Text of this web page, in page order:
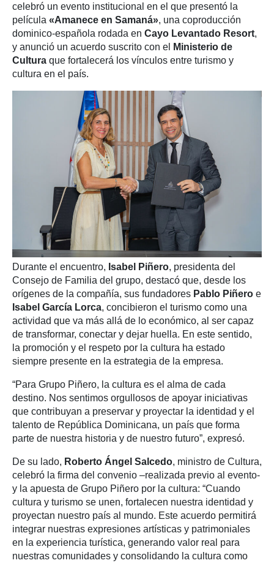
celebró un evento institucional en el que presentó la
película «Amanece en Samaná», una coproducción
dominico-española rodada en Cayo Levantado Resort,
y anunció un acuerdo suscrito con el
Ministerio de
Cultura que fortalecerá los vínculos entre turismo y
cultura en el país.
Durante el encuentro, Isabel Piñero, presidenta del
Consejo de Familia del grupo, destacó que, desde los
orígenes de la compañía, sus fundadores Pablo Piñero e
Isabel García Lorca, concibieron el turismo como una
actividad que va más allá de lo económico, al ser capaz
de transformar, conectar y dejar huella. En este sentido,
la promoción y el respeto por la cultura ha estado
siempre presente en la estrategia de la empresa.
“Para Grupo Piñero, la cultura es el alma de cada
destino. Nos sentimos orgullosos de apoyar iniciativas
que contribuyan a preservar y proyectar la identidad y el
talento de República Dominicana, un país que forma
parte de nuestra historia y de nuestro futuro”, expresó.
De su lado, Roberto Ángel Salcedo, ministro de Cultura,
celebró la firma del convenio –realizada previo al evento-
y la apuesta de Grupo Piñero por la cultura: “Cuando
cultura y turismo se unen, fortalecen nuestra identidad y
proyectan nuestro país al mundo. Este acuerdo permitirá
integrar nuestras expresiones artísticas y patrimoniales
en la experiencia turística, generando valor real para
nuestras comunidades y consolidando la cultura como